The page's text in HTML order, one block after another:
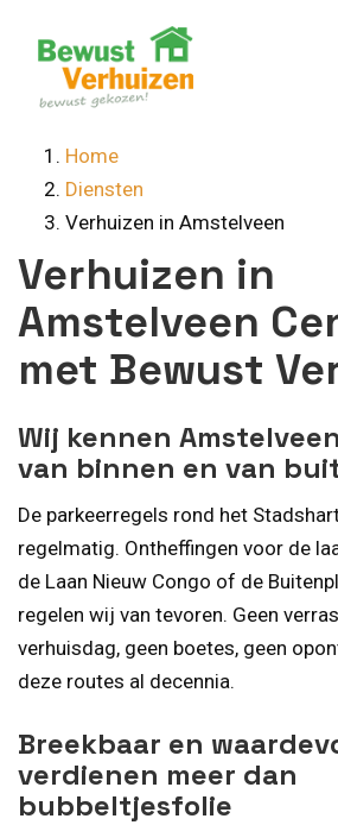
content
Home
Diensten
Verhuizen in Amstelveen
Verhuizen in
Amstelveen
met Bewust
Wij kennen
van binnen en van
De parkeerregels rond het
regelmatig. Ontheffingen voor de
de Laan Nieuw Congo of de
regelen wij van tevoren. Geen
verhuisdag, geen boetes, geen
deze routes al decennia.
Breekbaar en
verdienen meer dan
bubbeltjesfolie